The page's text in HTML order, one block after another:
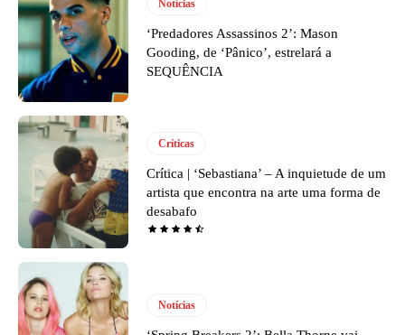
Notícias
‘Predadores Assassinos 2’: Mason
Gooding, de ‘Pânico’, estrelará a
SEQUÊNCIA
Críticas
Crítica | ‘Sebastiana’ – A inquietude de um
artista que encontra na arte uma forma de
desabafo
Notícias